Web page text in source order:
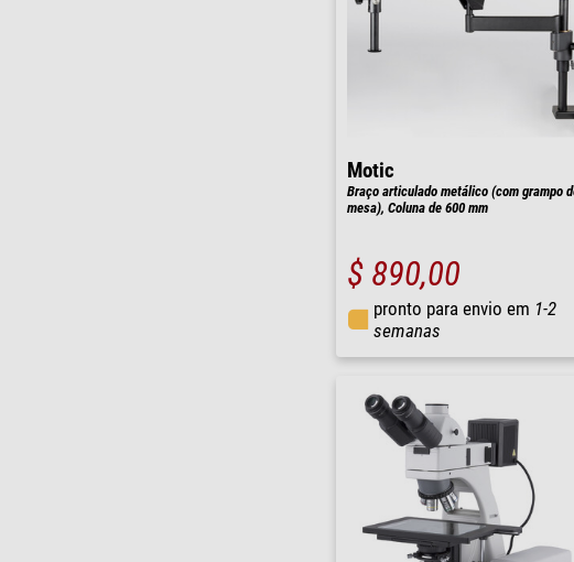
Motic
Braço articulado metálico (com grampo
mesa), Coluna de 600 mm
$ 890,00
pronto para envio em 1-2
semanas